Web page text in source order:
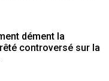
dément la
controversé sur la